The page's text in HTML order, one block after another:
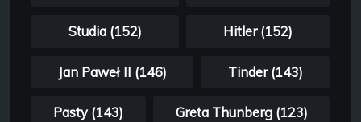
Studia (152) Hitler (152)
Jan Paweł II (146) Tinder (143)
Pasty (143) Greta Thunberg (123)